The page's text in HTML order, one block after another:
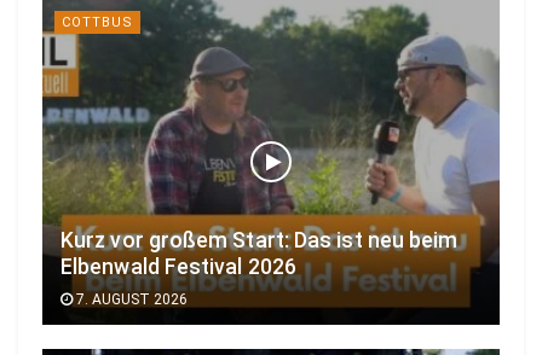
COTTBUS
Kurz vor großem Start: Das ist neu beim
Elbenwald Festival 2026
7. AUGUST 2026